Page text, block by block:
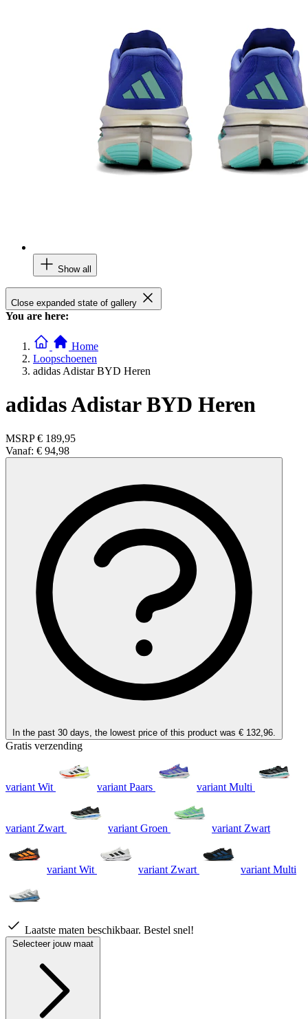
Show all
Close expanded state of gallery
You are here:
Home
Loopschoenen
adidas Adistar BYD Heren
adidas Adistar BYD Heren
MSRP € 189,95
Vanaf: € 94,98
In the past 30 days, the lowest price of this product was € 132,96.
Gratis verzending
variant Wit variant Paars variant Multi
variant Zwart variant Groen variant Zwart
variant Wit variant Zwart variant Multi
Laatste maten beschikbaar. Bestel snel!
Selecteer jouw maat